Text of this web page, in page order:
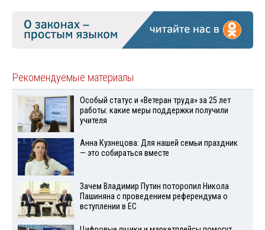
Рекомендуемые материалы
Особый статус и «Ветеран труда» за 25 лет
работы: какие меры поддержки получили
учителя
Анна Кузнецова: Для нашей семьи праздник
— это собираться вместе
Зачем Владимир Путин поторопил Никола
Пашиняна с проведением референдума о
вступлении в ЕС